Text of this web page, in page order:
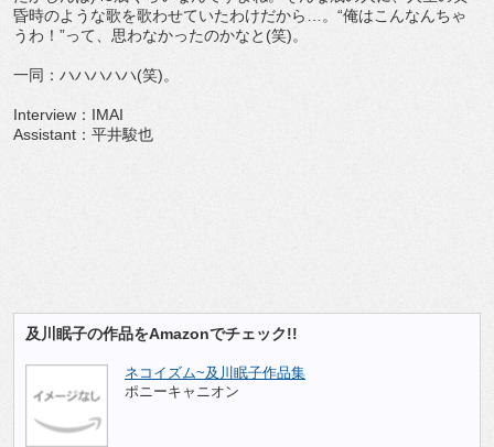
昏時のような歌を歌わせていたわけだから…。“俺はこんなんちゃ
うわ！”って、思わなかったのかなと(笑)。
一同：ハハハハハ(笑)。
Interview：IMAI
Assistant：平井駿也
及川眠子の作品をAmazonでチェック!!
ネコイズム~及川眠子作品集
ポニーキャニオン